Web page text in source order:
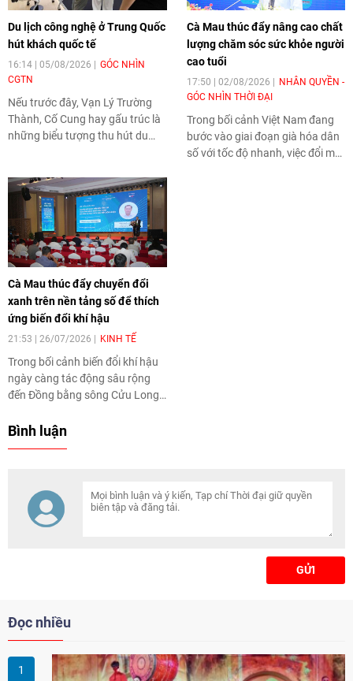
Du lịch công nghệ ở Trung Quốc
hút khách quốc tế
16:14 | 05/08/2026
GÓC NHÌN
CGTN
Nếu trước đây, Vạn Lý Trường
Thành, Cố Cung hay gấu trúc là
những biểu tượng thu hút du
phóng tên lửa và các trải
nghiệm công nghệ của Trung
Quốc đang trở thành "điểm hẹn"
mới.
Cà Mau thúc đẩy nâng cao chất
lượng chăm sóc sức khỏe người
cao tuổi
17:50 | 02/08/2026
NHÂN QUYỀN -
GÓC NHÌN THỜI ĐẠI
Trong bối cảnh Việt Nam đang
bước vào giai đoạn già hóa dân
số với tốc độ nhanh, việc đổi mới
Cà Mau thúc đẩy chuyển đổi
xanh trên nền tảng số để thích
ứng biến đổi khí hậu
21:53 | 26/07/2026 KINH TẾ
Trong bối cảnh biến đổi khí hậu
ngày càng tác động sâu rộng
đến Đồng bằng sông Cửu Long,
số gắn với chuyển đổi xanh là
giảm phát thải và khai thác hiệu
quả tiềm năng, lợi thế địa
phương.
Bình luận
GỬI
Đọc nhiều